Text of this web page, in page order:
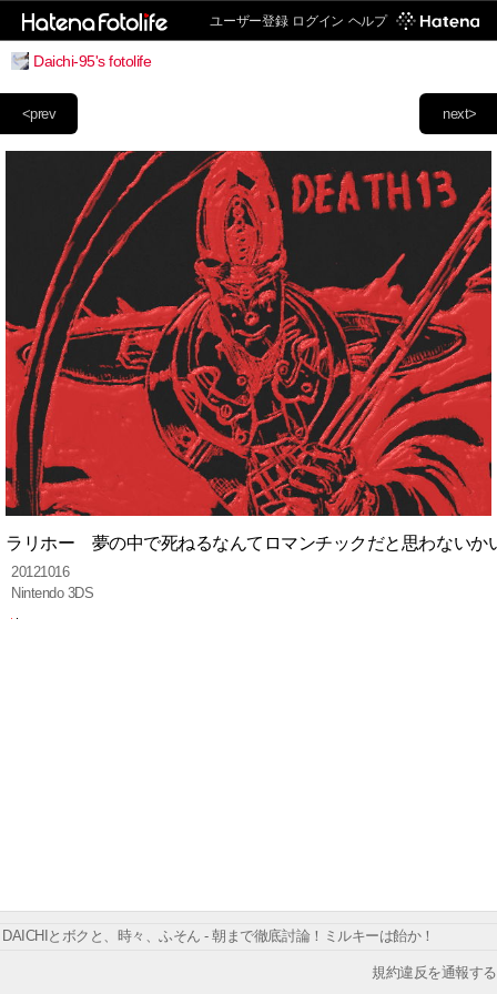
ユーザー登録 ログイン ヘルプ
Daichi-95's fotolife
next>
<prev
ラリホー 夢の中で死ねるなんてロマンチックだと思わないか
20121016
Nintendo 3DS
DAICHIとボクと、時々、ふそん - 朝まで徹底討論！ミルキーは飴か！
規約違反を通報する